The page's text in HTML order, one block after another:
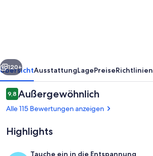
Weiter
120+
ÜbersichtAusstattungLagePreiseRichtlinien
Bewertungen
9,89,8 von 10.
Außergewöhnlich
Alle 115 Bewertungen anzeigen
Highlights
Tauche ein in die Entspannung